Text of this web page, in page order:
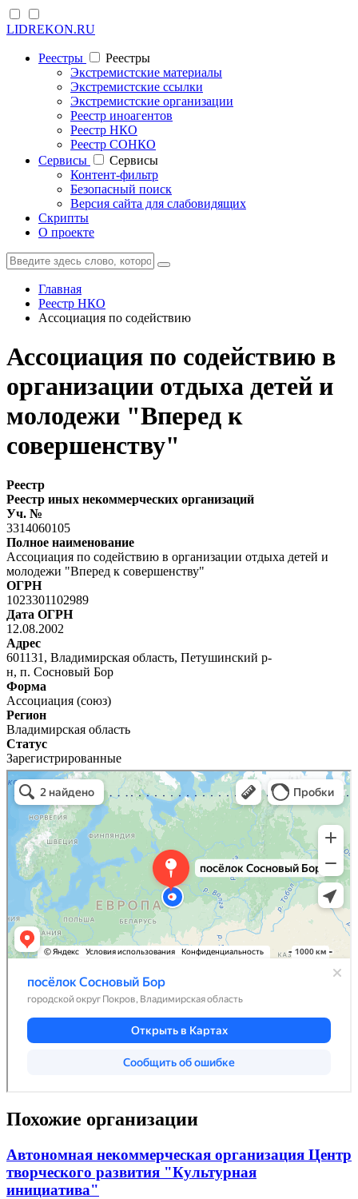
LIDREKON.RU
Реестры
Реестры
Экстремистские материалы
Экстремистские ссылки
Экстремистские организации
Реестр иноагентов
Реестр НКО
Реестр СОНКО
Cервисы
Cервисы
Контент-фильтр
Безопасный поиск
Версия сайта для слабовидящих
Скрипты
О проекте
Главная
Реестр НКО
Ассоциация по содействию
Ассоциация по содействию в
организации отдыха детей и
молодежи "Вперед к
совершенству"
Реестр
Реестр иных некоммерческих организаций
Уч. №
3314060105
Полное наименование
Ассоциация по содействию в организации отдыха детей и
молодежи "Вперед к совершенству"
ОГРН
1023301102989
Дата ОГРН
12.08.2002
Адрес
601131, Владимирская область, Петушинский р-
н, п. Сосновый Бор
Форма
Ассоциация (союз)
Регион
Владимирская область
Статус
Зарегистрированные
Похожие организации
Автономная некоммерческая организация Центр
творческого развития "Культурная
инициатива"